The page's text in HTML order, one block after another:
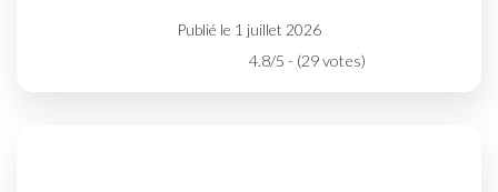
Publié le 1 juillet 2026
4.8/5 - (29 votes)